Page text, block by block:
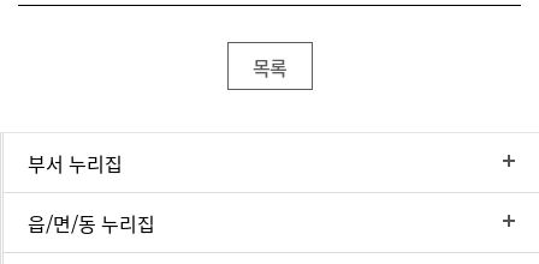
목록
부서 누리집
읍/면/동 누리집